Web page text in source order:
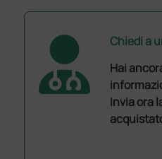
Chiedi a
Hai
Invia ora